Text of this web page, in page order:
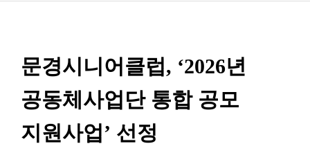
문경시니어클럽, ‘2026년
공동체사업단 통합 공모
지원사업’ 선정